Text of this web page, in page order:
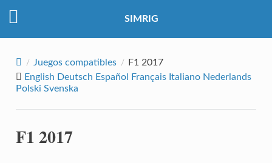
SIMRIG
Juegos compatibles
F1 2017
English Deutsch Español Français Italiano Nederlands
Polski Svenska
F1 2017